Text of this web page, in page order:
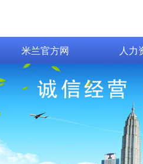
米兰官方网
站_米兰(中
国)
人力